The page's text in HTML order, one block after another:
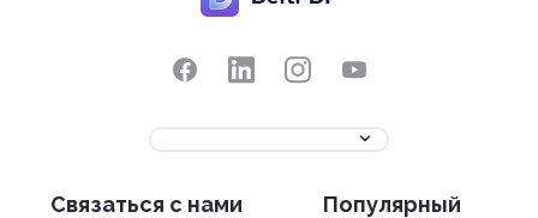
Связаться с нами Популярный